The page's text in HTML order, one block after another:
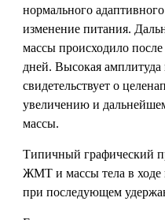
нормального
изменение питания.
массы происходило
дней. Высокая
свидетельствует о
увеличению и
массы.
Типичный графический
ЖМТ и массы тела в ходе
при последующем